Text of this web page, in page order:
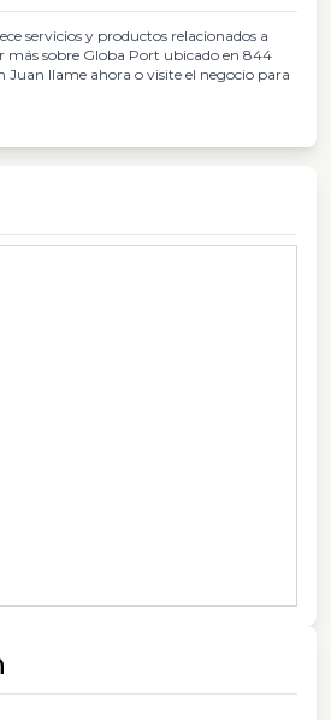
servicios y productos relacionados a
más sobre Globa Port ubicado en 844
Juan llame ahora o visite el negocio para